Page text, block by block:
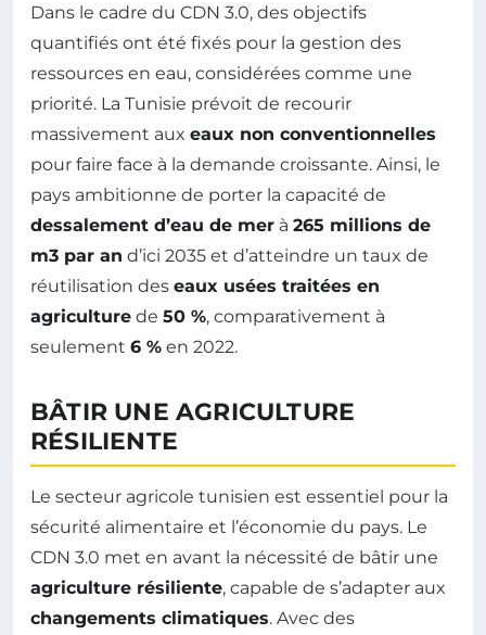
Dans le cadre du CDN 3.0, des objectifs
quantifiés ont été fixés pour la gestion des
ressources en eau, considérées comme une
priorité. La Tunisie prévoit de recourir
massivement aux eaux non conventionnelles
pour faire face à la demande croissante. Ainsi, le
pays ambitionne de porter la capacité de
dessalement d’eau de mer à 265 millions de
m3 par an d’ici 2035 et d’atteindre un taux de
réutilisation des eaux usées traitées en
agriculture de 50 %, comparativement à
seulement 6 % en 2022.
BÂTIR UNE AGRICULTURE
RÉSILIENTE
Le secteur agricole tunisien est essentiel pour la
sécurité alimentaire et l’économie du pays. Le
CDN 3.0 met en avant la nécessité de bâtir une
agriculture résiliente, capable de s’adapter aux
changements climatiques. Avec des